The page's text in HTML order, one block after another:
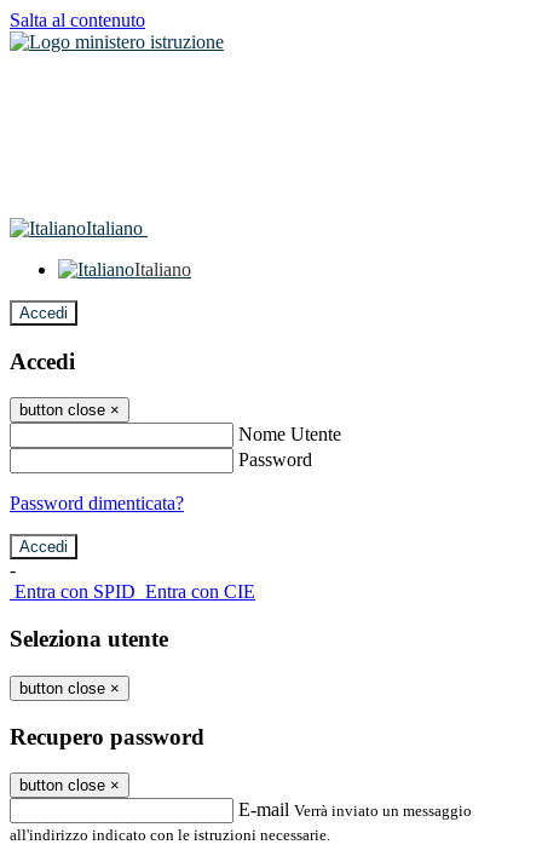
Salta al contenuto
Italiano
Italiano
Accedi
Accedi
button close ×
Nome Utente
Password
Password dimenticata?
-
Entra con SPID Entra con CIE
Seleziona utente
button close ×
Recupero password
button close ×
E-mail Verrà inviato un messaggio
all'indirizzo indicato con le istruzioni necessarie.